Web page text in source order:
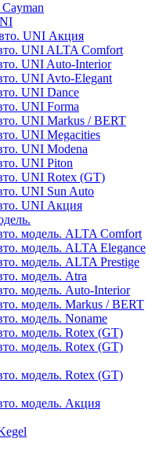
UNI Акция
UNI ALTA Comfort
UNI Auto-Interior
UNI Avto-Elegant
UNI Dance
UNI Forma
UNI Markus / BERT
UNI Megacities
UNI Modena
UNI Piton
UNI Rotex (GT)
UNI Sun Auto
UNI Акция
модель. ALTA Comfort
модель. ALTA Elegance
модель. ALTA Prestige
модель. Atra
модель. Auto-Interior
модель. Markus / BERT
модель. Noname
модель. Rotex (GT)
модель. Rotex (GT)
модель. Rotex (GT)
модель. Акция